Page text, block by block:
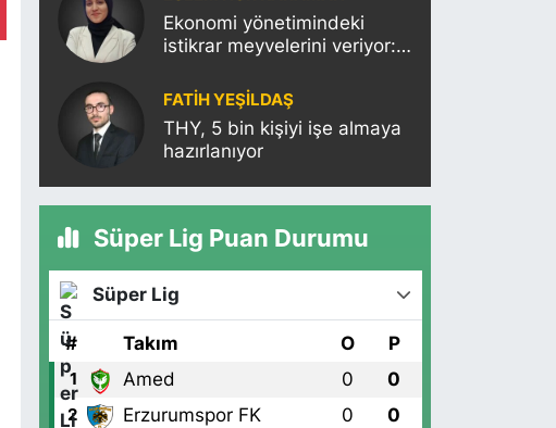
Ekonomi yönetimindeki
istikrar meyvelerini veriyor:
notunu yükseltti!
FATIH YEŞİLDAŞ
THY, 5 bin kişiyi işe almaya
hazırlanıyor
Süper Lig Puan Durumu
Süper Lig
# Takım O P
1 Amed 0 0
2 Erzurumspor FK 0 0